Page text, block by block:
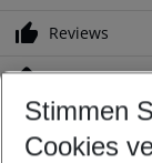
Reviews
Location
Customize your
Stimmen
Cookies